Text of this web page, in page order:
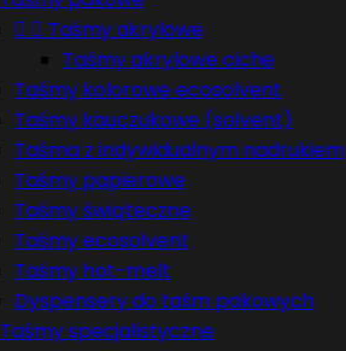
  Taśmy akrylowe
Taśmy akrylowe ciche
Taśmy kolorowe ecosolvent
Taśmy kauczukowe (solvent)
Taśma z indywidualnym nadrukiem
Taśmy papierowe
Taśmy świąteczne
Taśmy ecosolvent
Taśmy hot-melt
Dyspensery do taśm pakowych
Taśmy specjalistyczne